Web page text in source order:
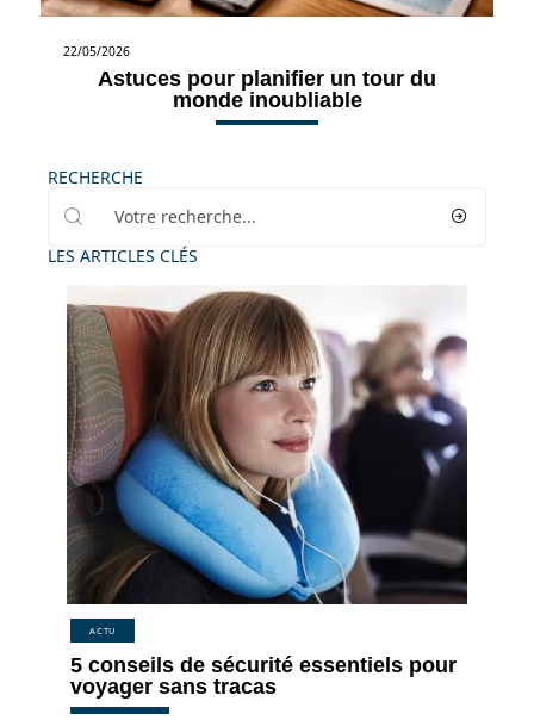
22/05/2026
Astuces pour planifier un tour du
monde inoubliable
RECHERCHE
LES ARTICLES CLÉS
ACTU
5 conseils de sécurité essentiels pour
voyager sans tracas